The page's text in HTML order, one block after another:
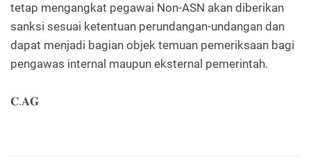
tetap mengangkat pegawai Non-ASN akan diberikan
sanksi sesuai ketentuan perundangan-undangan dan
dapat menjadi bagian objek temuan pemeriksaan bagi
pengawas internal maupun eksternal pemerintah.
𝐂.𝐀𝐆